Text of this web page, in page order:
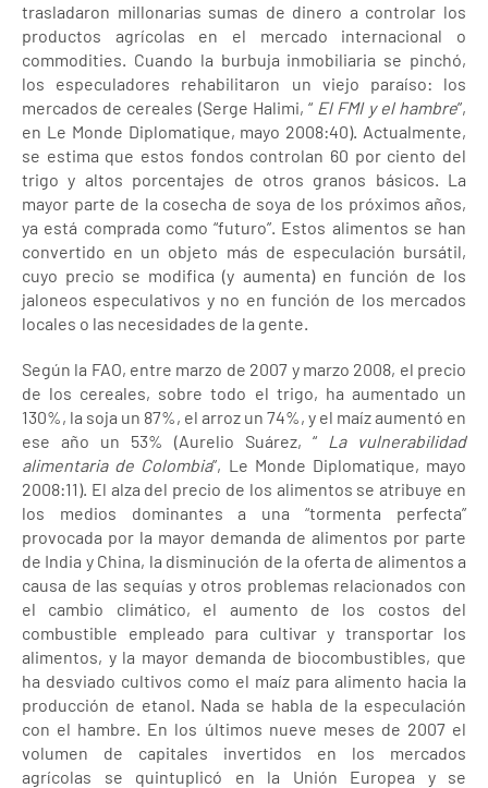
trasladaron millonarias sumas de dinero a controlar los
productos agrícolas en el mercado internacional o
commodities. Cuando la burbuja inmobiliaria se pinchó,
los especuladores rehabilitaron un viejo paraíso: los
mercados de cereales (Serge Halimi, “ El FMI y el hambre”,
en Le Monde Diplomatique, mayo 2008:40). Actualmente,
se estima que estos fondos controlan 60 por ciento del
trigo y altos porcentajes de otros granos básicos. La
mayor parte de la cosecha de soya de los próximos años,
ya está comprada como “futuro”. Estos alimentos se han
convertido en un objeto más de especulación bursátil,
cuyo precio se modifica (y aumenta) en función de los
jaloneos especulativos y no en función de los mercados
locales o las necesidades de la gente.
Según la FAO, entre marzo de 2007 y marzo 2008, el precio
de los cereales, sobre todo el trigo, ha aumentado un
130%, la soja un 87%, el arroz un 74%, y el maíz aumentó en
ese año un 53% (Aurelio Suárez, “
La vulnerabilidad
alimentaria de Colombia”, Le Monde Diplomatique, mayo
2008:11). El alza del precio de los alimentos se atribuye en
los medios dominantes a una “tormenta perfecta”
provocada por la mayor demanda de alimentos por parte
de India y China, la disminución de la oferta de alimentos a
causa de las sequías y otros problemas relacionados con
el cambio climático, el aumento de los costos del
combustible empleado para cultivar y transportar los
alimentos, y la mayor demanda de biocombustibles, que
ha desviado cultivos como el maíz para alimento hacia la
producción de etanol. Nada se habla de la especulación
con el hambre. En los últimos nueve meses de 2007 el
volumen de capitales invertidos en los mercados
agrícolas se quintuplicó en la Unión Europea y se